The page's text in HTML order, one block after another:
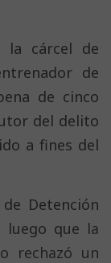
la cárcel de
de
de cinco
del delito
a fines del
Detención
luego que la
rechazó un